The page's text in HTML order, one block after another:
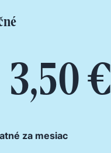
3,50 €
za mesiac